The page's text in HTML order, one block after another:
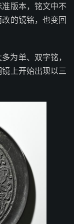
版本，铭文中不
的镜铭，也变回
为单、双字铭，
上开始出现以三